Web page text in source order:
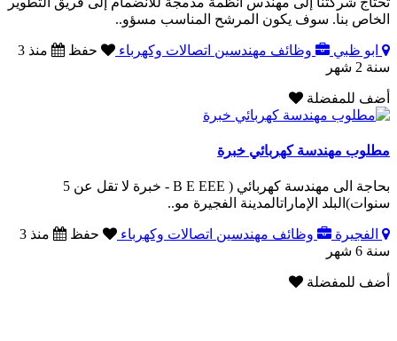
الخاص بنا. سوف يكون المرشح المناسب مسؤو..
ابو ظبي وظائف مهندسين اتصالات وكهرباء حفظ
منذ 3
سنة 2 شهر
أضف للمفضلة
مطلوب مهندسة كهربائي خبرة
بحاجة الى مهندسة كهربائي ( B E EEE - خبرة لا تقل عن 5
سنوات)البلد الإماراتالمدينة الفجيرة مو..
الفجيرة وظائف مهندسين اتصالات وكهرباء حفظ
منذ 3
سنة 6 شهر
أضف للمفضلة